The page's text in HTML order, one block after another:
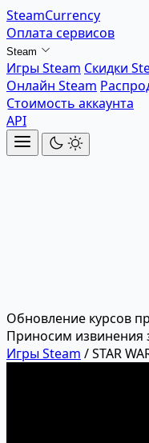
SteamCurrency
Оплата сервисов
Steam
Игры Steam Скидки
Онлайн Steam
Стоимость аккаунта
API
Обновление курсов
Приносим извинения
Игры Steam /STAR